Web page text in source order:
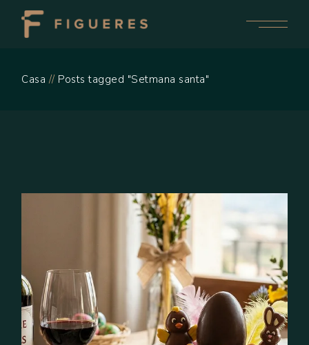
content
Casa Posts tagged "Setmana santa"